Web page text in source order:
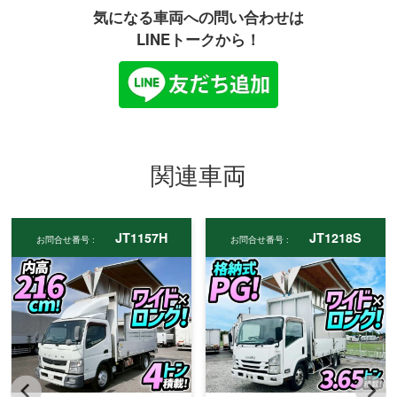
気になる車両への問い合わせは
LINEトークから！
関連車両
お問合せ番号 : JT1157H お問合せ番号 : JT1218S